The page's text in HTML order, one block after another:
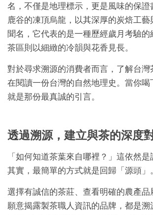
名，不僅是地理標示，更是風味的保證
鹿谷的凍頂烏龍，以其深厚的炭焙工藝
聞名，它代表的是一種歷經歲月考驗的
茶區則以細緻的冷韻與花香見長。
對於尋求溯源的消費者而言，了解台灣
在閱讀一份台灣的自然地理史。當你喝
就是那份最真誠的引言。
透過溯源，建立與茶的深度
「如何知道茶葉來自哪裡？」這依然是
其實，最簡單的方式就是回歸「源頭」
選擇有誠信的茶莊、查看明確的農產品
願意揭露製茶職人資訊的品牌，都是溯